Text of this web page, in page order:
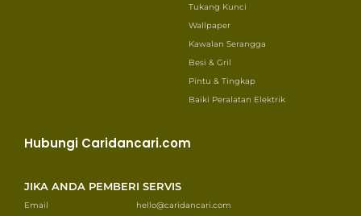
Tukang Kunci
Wallpaper
Kawalan Serangga
Besi & Gril
Pintu & Tingkap
Baiki Peralatan Elektrik
Hubungi Caridancari.com
JIKA ANDA PEMBERI SERVIS
Email hello@caridancari.com